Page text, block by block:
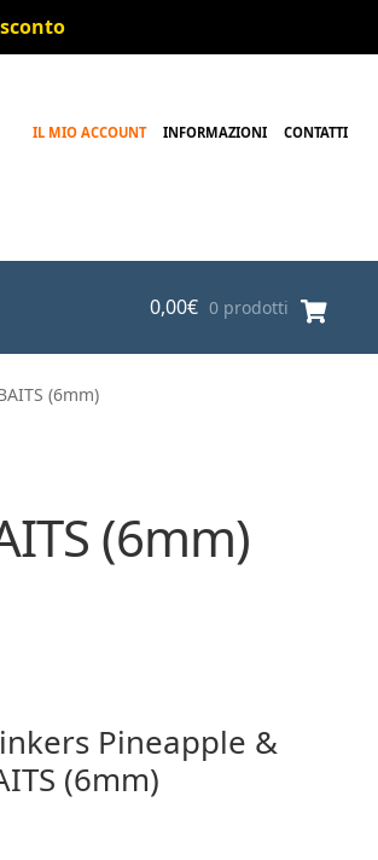
IL MIO ACCOUNT INFORMAZIONI CONTATTI
0,00€ 0 prodotti
(6mm)
(6mm)
Pineapple &
(6mm)